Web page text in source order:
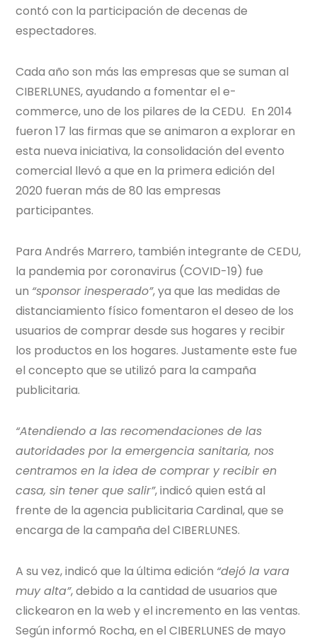
contó con la participación de decenas de
espectadores.
Cada año son más las empresas que se suman al
CIBERLUNES, ayudando a fomentar el e-
commerce, uno de los pilares de la CEDU. En 2014
fueron 17 las firmas que se animaron a explorar en
esta nueva iniciativa, la consolidación del evento
comercial llevó a que en la primera edición del
2020 fueran más de 80 las empresas
participantes.
Para Andrés Marrero, también integrante de CEDU,
la pandemia por coronavirus (COVID-19) fue
un “sponsor inesperado”, ya que las medidas de
distanciamiento físico fomentaron el deseo de los
usuarios de comprar desde sus hogares y recibir
los productos en los hogares. Justamente este fue
el concepto que se utilizó para la campaña
publicitaria.
“Atendiendo a las recomendaciones de las
autoridades por la emergencia sanitaria, nos
centramos en la idea de comprar y recibir en
casa, sin tener que salir”, indicó quien está al
frente de la agencia publicitaria Cardinal, que se
encarga de la campaña del CIBERLUNES.
A su vez, indicó que la última edición “dejó la vara
muy alta”, debido a la cantidad de usuarios que
clickearon en la web y el incremento en las ventas.
Según informó Rocha, en el CIBERLUNES de mayo